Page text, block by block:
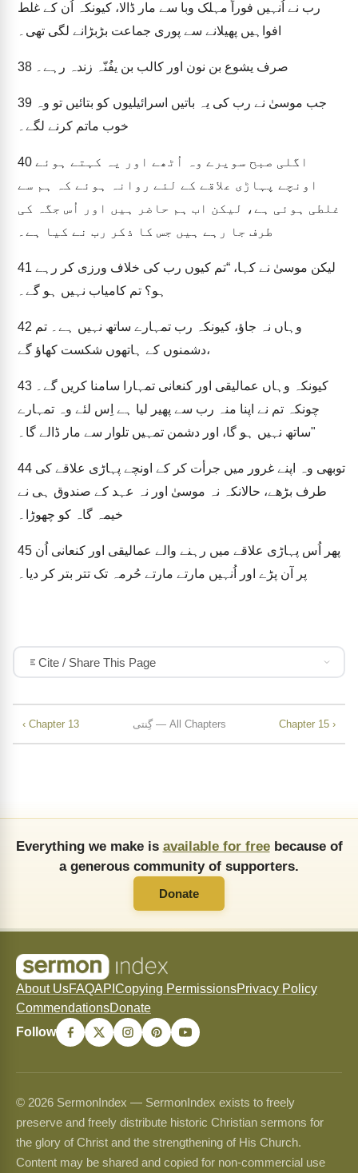
رب نے اُنہیں فوراً مہلک وبا سے مار ڈالا، کیونکہ اُن کے غلط
افواہیں پھیلانے سے پوری جماعت بڑبڑانے لگی تھی۔
38 صرف یشوع بن نون اور کالب بن یفُنّہ زندہ رہے۔
39
خوب ماتم کرنے لگے۔
40
اونچے پہاڑی علاقے کے لئے روانہ ہوئے کہ ہم سے
غلطی ہوئی ہے، لیکن اب ہم حاضر ہیں اور اُس جگہ کی
طرف جا رہے ہیں جس کا ذکر رب نے کیا ہے۔
41
ہو؟ تم کامیاب نہیں ہو گے۔
42
دشمنوں کے ہاتھوں شکست کھاؤ گے،
43
چونکہ تم نے اپنا منہ رب سے پھیر لیا ہے اِس لئے وہ تمہارے
ساتھ نہیں ہو گا، اور دشمن تمہیں تلوار سے مار ڈالے گا۔"
44
طرف بڑھے، حالانکہ نہ موسیٰ اور نہ عہد کے صندوق ہی نے
خیمہ گاہ کو چھوڑا۔
45
پر آن پڑے اور اُنہیں مارتے مارتے حُرمہ تک تتر بتر کر دیا۔
Cite / Share This Page
‹ Chapter 13 گِنتی — All Chapters Chapter 15 ›
Everything we make is available for freebecause of
a generous community of supporters.
Donate
About UsFAQAPI Copying PermissionsPrivacy Policy
CommendationsDonate
Follow
© 2026 SermonIndex — SermonIndex exists to freely
preserve and freely distribute historic Christian sermons for
the glory of Christ and the strengthening of His Church.
Content may be shared and copied for non-commercial use